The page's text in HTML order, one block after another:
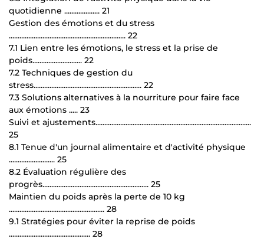
quotidienne .................... 21
Gestion des émotions et du stress
.................................................................. 22
7.1 Lien entre les émotions, le stress et la prise de
poids............................ 22
7.2 Techniques de gestion du
stress............................................................. 22
7.3 Solutions alternatives à la nourriture pour faire face
aux émotions ..... 23
Suivi et ajustements........................................................................................
25
8.1 Tenue d'un journal alimentaire et d'activité physique
.......................... 25
8.2 Évaluation régulière des
progrès............................................................ 25
Maintien du poids après la perte de 10 kg
...................................................... 28
9.1 Stratégies pour éviter la reprise de poids
.............................................. 28